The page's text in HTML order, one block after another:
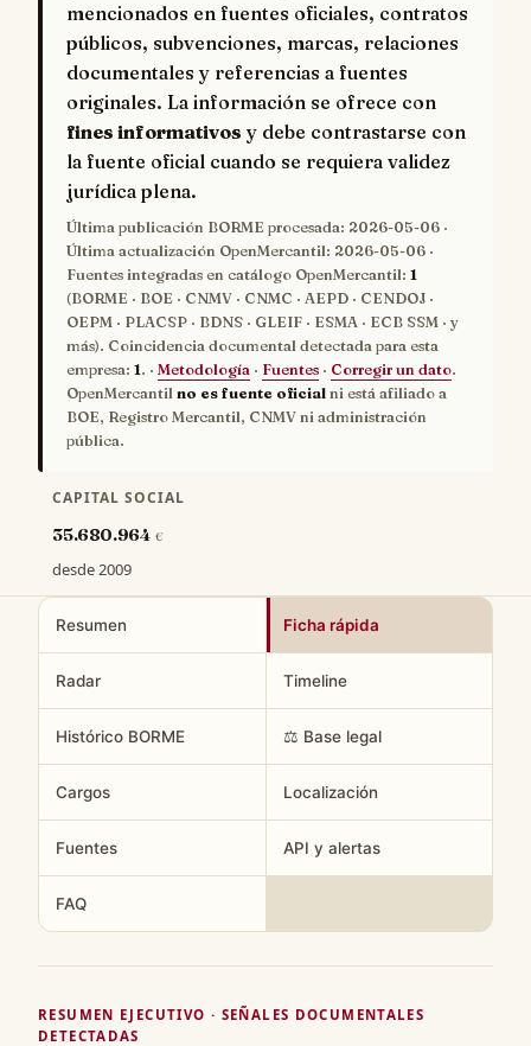
mencionados en fuentes oficiales, contratos
públicos, subvenciones, marcas, relaciones
documentales y referencias a fuentes
originales. La información se ofrece con
fines informativos y debe contrastarse con
la fuente oficial cuando se requiera validez
jurídica plena.
Última publicación BORME procesada: 2026-05-06 ·
Última actualización OpenMercantil: 2026-05-06 ·
Fuentes integradas en catálogo OpenMercantil: 1
(BORME · BOE · CNMV · CNMC · AEPD · CENDOJ ·
OEPM · PLACSP · BDNS · GLEIF · ESMA · ECB SSM · y
más). Coincidencia documental detectada para esta
empresa: 1. · Metodología · Fuentes · Corregir un dato.
OpenMercantil no es fuente oficial ni está afiliado a
BOE, Registro Mercantil, CNMV ni administración
pública.
CAPITAL SOCIAL
35.680.964 €
desde 2009
Resumen Ficha rápida
Radar Timeline
Histórico BORME ⚖️ Base legal
Cargos Localización
Fuentes API y alertas
FAQ
RESUMEN EJECUTIVO · SEÑALES DOCUMENTALES
DETECTADAS